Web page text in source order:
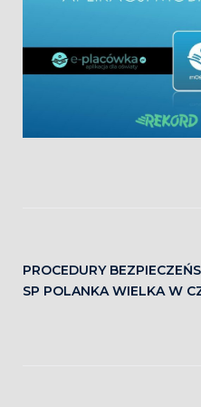
PROCEDURY
SP POLANKA WIELKA W